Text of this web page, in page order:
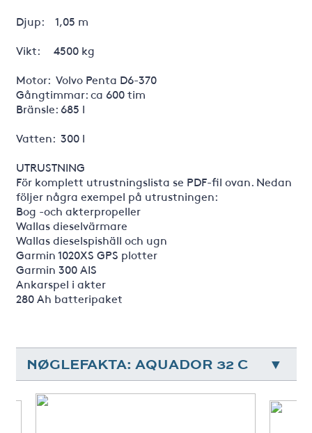
Djup: 1,05 m
Vikt: 4500 kg
Motor: Volvo Penta D6-370
Gångtimmar: ca 600 tim
Bränsle: 685 l
Vatten: 300 l
UTRUSTNING
För komplett utrustningslista se PDF-fil ovan. Nedan
följer några exempel på utrustningen:
Bog -och akterpropeller
Wallas dieselvärmare
Wallas dieselspishäll och ugn
Garmin 1020XS GPS plotter
Garmin 300 AIS
Ankarspel i akter
280 Ah batteripaket
NØGLEFAKTA: AQUADOR 32 C